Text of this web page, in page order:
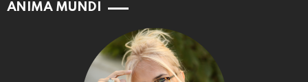
ANIMA MUNDI